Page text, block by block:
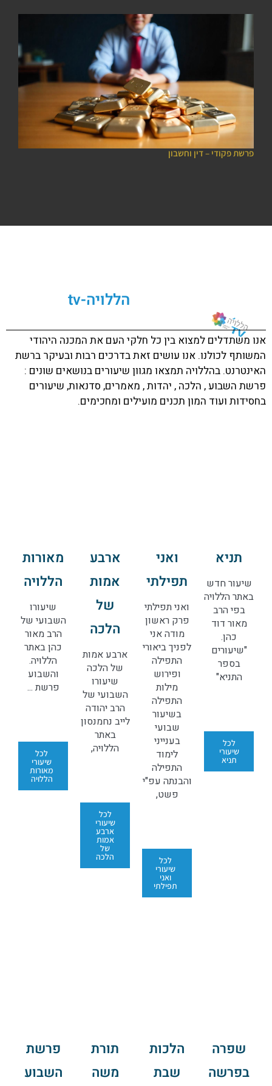
פרשת פקודי – דין וחשבון
הללויה-tv
אנו משתדלים למצוא בין כל חלקי העם את המכנה היהודי
המשותף לכולנו. אנו עושים זאת בדרכים רבות ובעיקר ברשת
האינטרנט. בהללויה תמצאו מגוון שיעורים בנושאים שונים :
פרשת השבוע , הלכה , יהדות , מאמרים, סדנאות, שיעורים
בחסידות ועוד המון תכנים מועילים ומחכימים.
תניא
שיעור חדש
באתר הללויה
בפי הרב
מאור דוד
כהן.
"שיעורים
בספר
התניא"
לכל
שיעורי
תניא
ואני
תפילתי
ואני תפילתי
פרק ראשון
מודה אני
לפניך ביאורי
התפילה
ופירוש
מילות
התפילה
בשיעור
שבועי
בענייני
לימוד
התפילה
והבנתה עפ"י
פשט,
לכל
שיעורי
ואני
תפילתי
ארבע
אמות
של
הלכה
ארבע אמות
של הלכה
שיעורו
השבועי של
הרב יהודה
לייב נחמנסון
באתר
הללויה,
לכל
שיעורי
ארבע
אמות
של
הלכה
מאורות
הללויה
שיעורו
השבועי של
הרב מאור
כהן באתר
הללויה.
והשבוע
פרשת ...
לכל
שיעורי
מאורות
הללויה
שפרה
בפרשה
הלכות
שבת
תורת
משה
פרשת
השבוע